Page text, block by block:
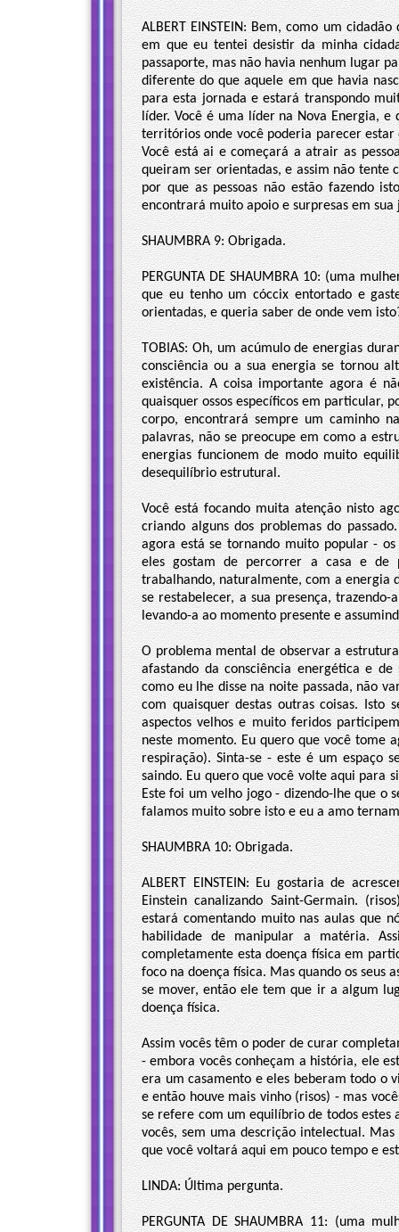
ALBERT EINSTEIN: Bem, como um
em que eu tentei desistir da minha
passaporte, mas não havia nenhum lugar
diferente do que aquele em que havia
para esta jornada e estará transpondo
líder. Você é uma líder na Nova Energia, e
territórios onde você poderia parecer
Você está ai e começará a atrair as
queiram ser orientadas, e assim não tente
por que as pessoas não estão fazendo
encontrará muito apoio e surpresas em sua
SHAUMBRA 9: Obrigada.
PERGUNTA DE SHAUMBRA 10: (uma
que eu tenho um cóccix entortado e
orientadas, e queria saber de onde vem
TOBIAS: Oh, um acúmulo de energias
consciência ou a sua energia se tornou
existência. A coisa importante agora é
quaisquer ossos específicos em particular,
corpo, encontrará sempre um caminho
palavras, não se preocupe em como a
energias funcionem de modo muito
desequilíbrio estrutural.
Você está focando muita atenção nisto
criando alguns dos problemas do
agora está se tornando muito popular -
eles gostam de percorrer a casa e de
trabalhando, naturalmente, com a energia
se restabelecer, a sua presença,
levando-a ao momento presente e
O problema mental de observar a
afastando da consciência energética e
como eu lhe disse na noite passada, não
com quaisquer destas outras coisas. Isto
aspectos velhos e muito feridos
neste momento. Eu quero que você tome
respiração). Sinta-se - este é um espaço
saindo. Eu quero que você volte aqui para
Este foi um velho jogo - dizendo-lhe que o
falamos muito sobre isto e eu a amo
SHAUMBRA 10: Obrigada.
ALBERT EINSTEIN: Eu gostaria de
Einstein canalizando Saint-Germain.
estará comentando muito nas aulas que
habilidade de manipular a matéria.
completamente esta doença física em
foco na doença física. Mas quando os seus
se mover, então ele tem que ir a algum
doença física.
Assim vocês têm o poder de curar
- embora vocês conheçam a história, ele
era um casamento e eles beberam todo o
e então houve mais vinho (risos) - mas
se refere com um equilíbrio de todos estes
vocês, sem uma descrição intelectual.
que você voltará aqui em pouco tempo e
LINDA: Última pergunta.
PERGUNTA DE SHAUMBRA 11: (uma